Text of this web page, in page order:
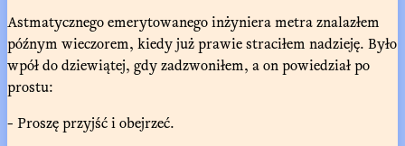
Astmatycznego emerytowanego inżyniera metra znalazłem
późnym wieczorem, kiedy już prawie straciłem nadzieję. Było
wpół do dziewiątej, gdy zadzwoniłem, a on powiedział po
prostu:
- Proszę przyjść i obejrzeć.